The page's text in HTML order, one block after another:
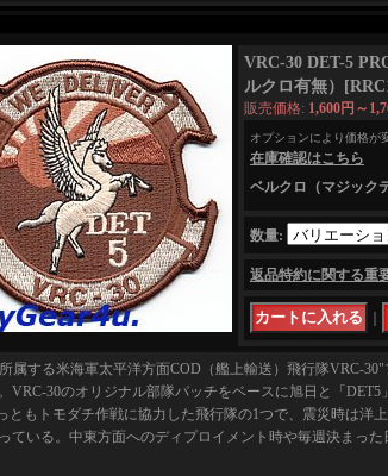
VRC-30 DET-5
ルクロ有無）
[
販売価格: 1,600円～
オプションにより価格が
在庫確認はこちら
ベルクロ（マジック
数量:
返品特約に関する重
属する米海軍太平洋方面COD（艦上輸送）飛行隊VRC-
VRC-30のオリジナル部隊パッチをベースに旭日と「
ともトモダチ作戦に協力した飛行隊の1つで、震災時は洋
ている。中東方面へのディプロイメント時や毎週決まっ